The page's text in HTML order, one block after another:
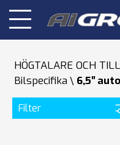
HÖGTALARE OCH
Bilspecifika
6,5′′
Filter